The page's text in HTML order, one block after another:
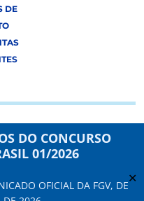
DO CONCURSO
01/2026
OFICIAL DA FGV, DE✕
DE
com os nossos Termos de